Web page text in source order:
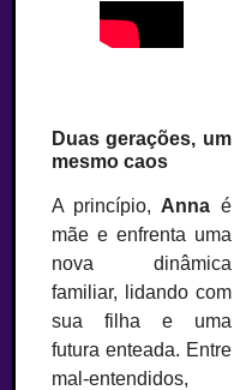
Duas gerações, um
mesmo caos
A princípio, Anna é
mãe e enfrenta uma
nova dinâmica
familiar, lidando com
sua filha e uma
futura enteada. Entre
mal-entendidos,